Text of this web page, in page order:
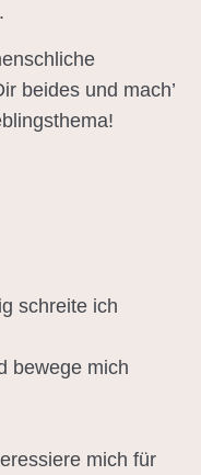
beides und mach’
schreite ich
bewege mich
mich für